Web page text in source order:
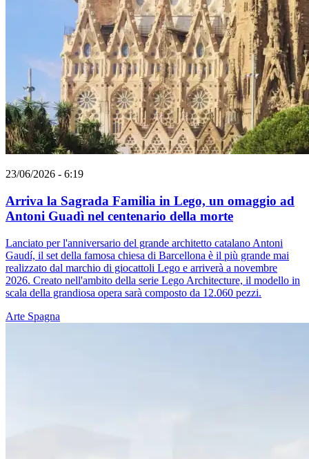
23/06/2026 - 6:19
Arriva la Sagrada Familia in Lego, un omaggio ad
Antoni Guadì nel centenario della morte
Lanciato per l'anniversario del grande architetto catalano Antoni
Gaudí, il set della famosa chiesa di Barcellona è il più grande mai
realizzato dal marchio di giocattoli Lego e arriverà a novembre
2026. Creato nell'ambito della serie Lego Architecture, il modello in
scala della grandiosa opera sarà composto da 12.060 pezzi.
Arte Spagna